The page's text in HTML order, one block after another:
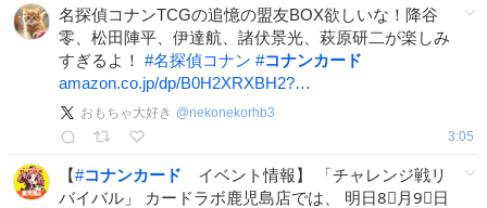
名探偵コナンTCGの追憶の盟友BOX欲しいな！降谷
零、松田陣平、伊達航、諸伏景光、萩原研二が楽しみ
すぎるよ！ #名探偵コナン #コナンカード
amazon.co.jp/dp/B0H2XRXBH2?…
おもちゃ大好き @nekonekorhb3
3:05
【#コナンカード イベント情報】 「チャレンジ戦リ
バイバル」 カードラボ鹿児島店では、 明日8⃣月9⃣日